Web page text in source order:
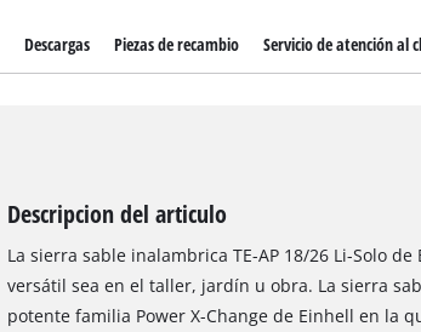
Descargas Piezas de recambio Servicio de atención al
Descripcion del articulo
La sierra sable inalambrica TE-AP 18/26 Li-Solo
versátil sea en el taller, jardín u obra. La sierra
potente familia Power X-Change de Einhell en la